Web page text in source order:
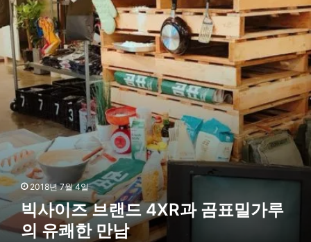
랜
X
곰
밀
가
루
의
유
한
2018년 7월 4일
빅사이즈 브랜드 4XR과 곰표밀가루
의 유쾌한 만남